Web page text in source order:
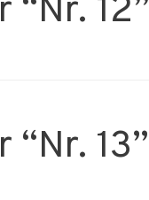
“Nr. 12”
“Nr. 13”